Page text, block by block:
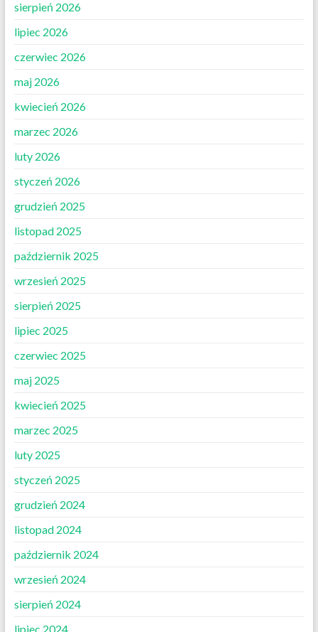
sierpień 2026
lipiec 2026
czerwiec 2026
maj 2026
kwiecień 2026
marzec 2026
luty 2026
styczeń 2026
grudzień 2025
listopad 2025
październik 2025
wrzesień 2025
sierpień 2025
lipiec 2025
czerwiec 2025
maj 2025
kwiecień 2025
marzec 2025
luty 2025
styczeń 2025
grudzień 2024
listopad 2024
październik 2024
wrzesień 2024
sierpień 2024
lipiec 2024